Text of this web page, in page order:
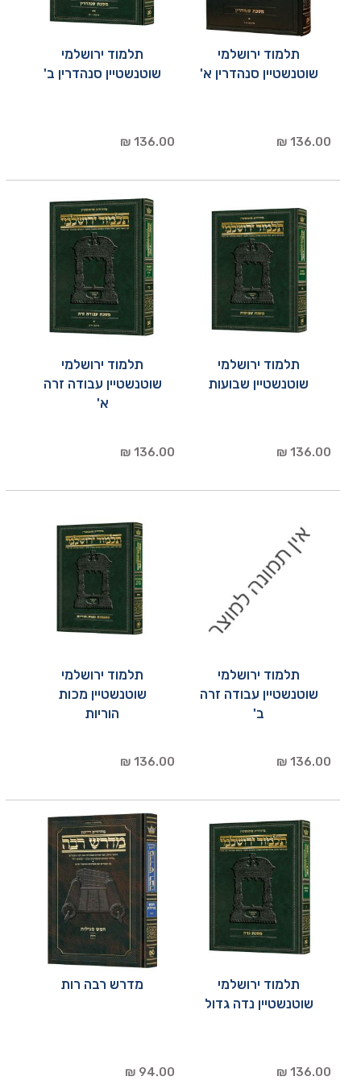
תלמוד ירושלמי
שוטנשטיין סנהדרין א'
136.00 ₪
תלמוד ירושלמי
שוטנשטיין סנהדרין ב'
136.00 ₪
תלמוד ירושלמי
שוטנשטיין שבועות
136.00 ₪
תלמוד ירושלמי
שוטנשטיין עבודה זרה
א'
136.00 ₪
תלמוד ירושלמי
שוטנשטיין עבודה זרה
ב'
136.00 ₪
תלמוד ירושלמי
שוטנשטיין מכות
הוריות
136.00 ₪
תלמוד ירושלמי
שוטנשטיין נדה גדול
136.00 ₪
מדרש רבה רות
94.00 ₪